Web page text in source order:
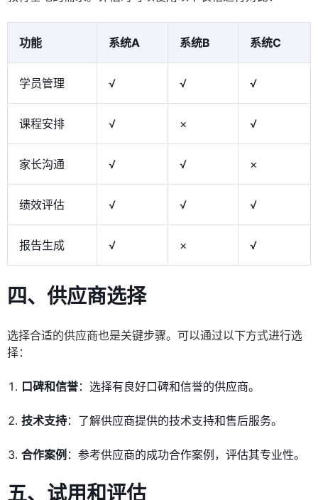
功能 系统A 系统B 系统C
学员管理 √ √ √
课程安排 √ × √
家长沟通 √ √ ×
绩效评估 √ √ √
报告生成 √ × √
四、供应商选择
选择合适的供应商也是关键步骤。可以通过以下方式进行选
择：
口碑和信誉：选择有良好口碑和信誉的供应商。
技术支持：了解供应商提供的技术支持和售后服务。
合作案例 ：参考供应商的成功合作案例，评估其专业性。
五、试用和评估